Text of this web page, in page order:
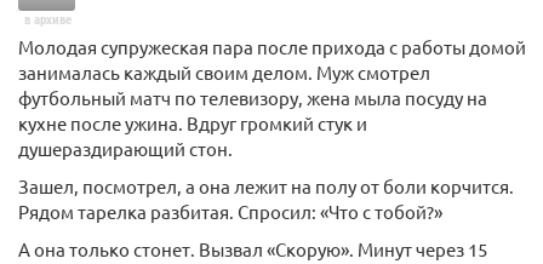
в архиве
Молодая супружеская пара после прихода с работы домой
занималась каждый своим делом. Муж смотрел
футбольный матч по телевизору, жена мыла посуду на
кухне после ужина. Вдруг громкий стук и
душераздирающий стон.
Зашел, посмотрел, а она лежит на полу от боли корчится.
Рядом тарелка разбитая. Спросил: «Что с тобой?»
А она только стонет. Вызвал «Скорую». Минут через 15